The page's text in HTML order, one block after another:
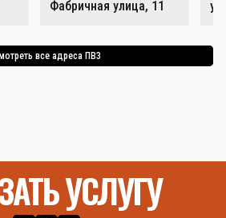
Фабричная улица, 11
все адреса ПВЗ
УСЛУГУ